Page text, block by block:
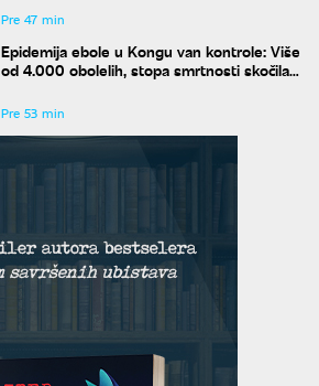
Pre 47 min
Epidemija ebole u Kongu van kontrole: Više
od 4.000 obolelih, stopa smrtnosti skočila
Pre 53 min